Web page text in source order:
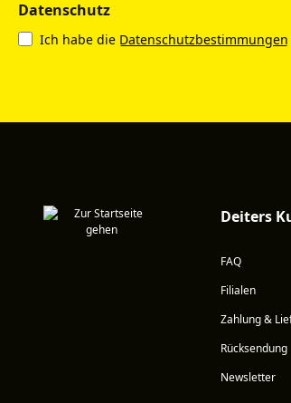
Datenschutz
Ich habe die Datenschutzbestimmungen
Deiters
FAQ
Filialen
Zahlung &
Rücksendung
Newsletter